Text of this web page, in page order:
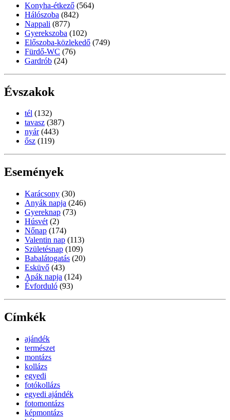
Konyha-étkező (564)
Hálószoba (842)
Nappali (877)
Gyerekszoba (102)
Előszoba-közlekedő (749)
Fürdő-WC (76)
Gardrób (24)
Évszakok
tél (132)
tavasz (387)
nyár (443)
ősz (119)
Események
Karácsony (30)
Anyák napja (246)
Gyereknap (73)
Húsvét (2)
Nőnap (174)
Valentin nap (113)
Születésnap (109)
Babalátogatás (20)
Esküvő (43)
Apák napja (124)
Évforduló (93)
Címkék
ajándék
természet
montázs
kollázs
egyedi
fotókollázs
egyedi ajándék
fotomontázs
képmontázs